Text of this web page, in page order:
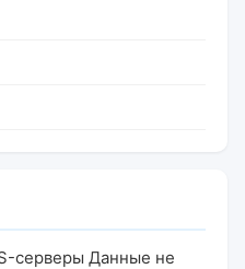
серверы Данные не